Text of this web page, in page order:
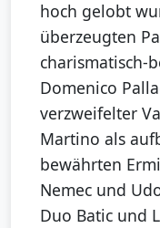
hoch gelobt
überzeugten
charismatisch-
Domenico
verzweifelter
Martino als
bewährten
Nemec und
Duo Batic und